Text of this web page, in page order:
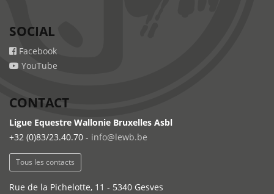
SOCIAL
Facebook
YouTube
CONTACT
Ligue Equestre Wallonie Bruxelles Asbl
+32 (0)83/23.40.70 - info@lewb.be
Tous les contacts
Rue de la Pichelotte, 11 - 5340 Gesves